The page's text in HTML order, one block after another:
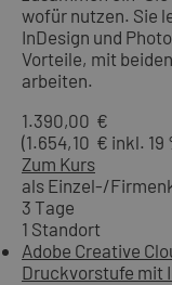
wofür nutzen. Sie
InDesign und
Vorteile, mit
arbeiten.
1.390,00 €
(1.654,10 € inkl. 19
Zum Kurs
als Einzel-/
3 Tage
1 Standort
Adobe Creative
Druckvorstufe mit